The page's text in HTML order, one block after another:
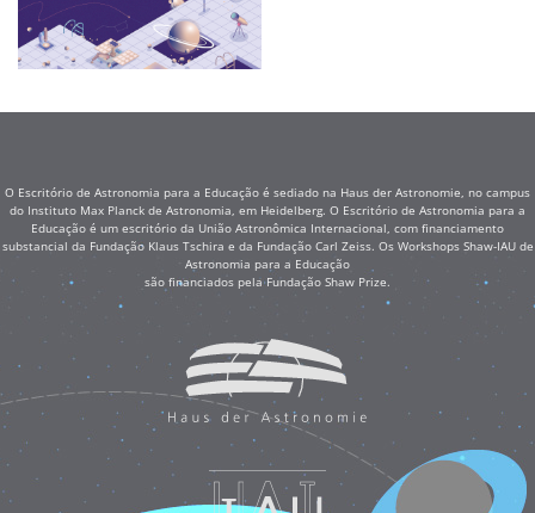
O Escritório de Astronomia para a Educação é sediado na Haus der Astronomie, no campus
do Instituto Max Planck de Astronomia, em Heidelberg. O Escritório de Astronomia para a
Educação é um escritório da União Astronômica Internacional, com financiamento
substancial da Fundação Klaus Tschira e da Fundação Carl Zeiss. Os Workshops Shaw-IAU de
Astronomia para a Educação
são financiados pela Fundação Shaw Prize.